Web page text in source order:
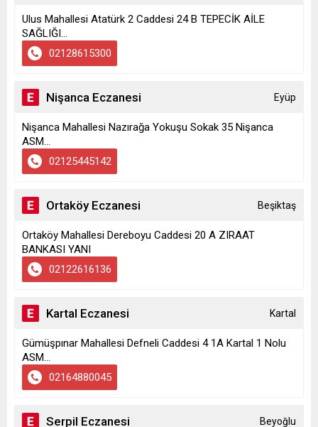
Ulus Mahallesi Atatürk 2 Caddesi 24 B TEPECİK AİLE
SAĞLIĞI...
02128615300
Nişanca Eczanesi Eyüp
Nişanca Mahallesi Nazırağa Yokuşu Sokak 35 Nişanca
ASM...
02125445142
Ortaköy Eczanesi Beşiktaş
Ortaköy Mahallesi Dereboyu Caddesi 20 A ZIRAAT
BANKASI YANI
02122616136
Kartal Eczanesi Kartal
Gümüşpınar Mahallesi Defneli Caddesi 4 1A Kartal 1 Nolu
ASM...
02164880045
Serpil Eczanesi Beyoğlu